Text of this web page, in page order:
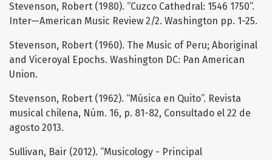
Stevenson, Robert (1980). “Cuzco Cathedral: 1546 1750”.
Inter—American Music Review 2/2. Washington pp. 1-25.
Stevenson, Robert (1960). The Music of Peru; Aboriginal
and Viceroyal Epochs. Washington DC: Pan American
Union.
Stevenson, Robert (1962). “Música en Quito”. Revista
musical chilena, Núm. 16, p. 81-82, Consultado el 22 de
agosto 2013.
Sullivan, Bair (2012). “Musicology - Principal